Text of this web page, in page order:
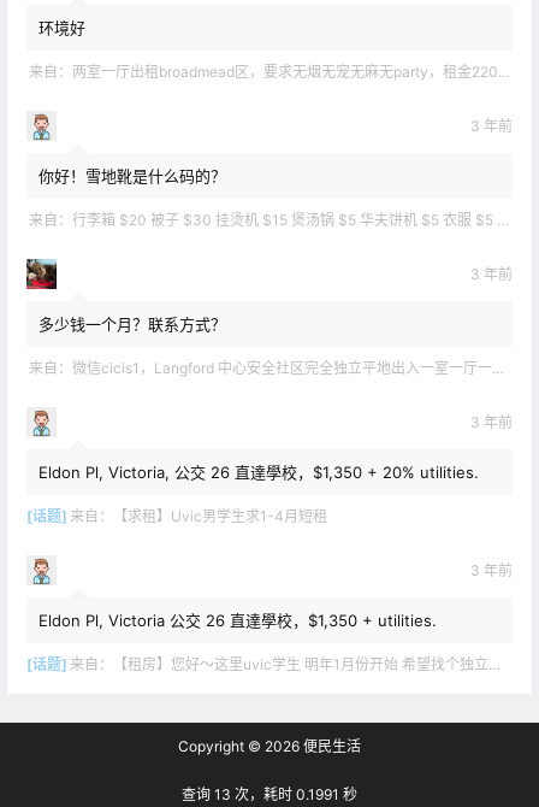
环境好
来自： 两室一厅出租broadmead区，要求无烟无宠无麻无party，租金2200不包水电有意短信联系2508858496
3 年前
你好！雪地靴是什么码的？
来自： 行李箱 $20 被子 $30 挂烫机 $15 煲汤锅 $5 华夫饼机 $5 衣服 $5 雪地靴 $10 滑雪手套 $10 宜家衣物收纳 .
3 年前
多少钱一个月？联系方式？
来自： 微信cicis1，Langford 中心安全社区完全独立平地出入一室一厅一书房步行5分钟到公车站和商业圈 有后花园和.
3 年前
Eldon Pl, Victoria, 公交 26 直達學校，$1,350 + 20% utilities.
[话题] 来自： 【求租】Uvic男学生求1-4月短租
3 年前
Eldon Pl, Victoria 公交 26 直達學校，$1,350 + utilities.
[话题] 来自： 【租房】您好～这里uvic学生 明年1月份开始 希望找个独立出入的 爱干净 谢谢！
Copyright © 2026 便民生活
查询 13 次，耗时 0.1991 秒